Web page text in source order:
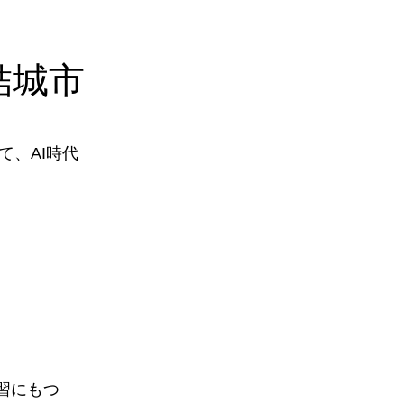
城市
、AI時代
にもつ